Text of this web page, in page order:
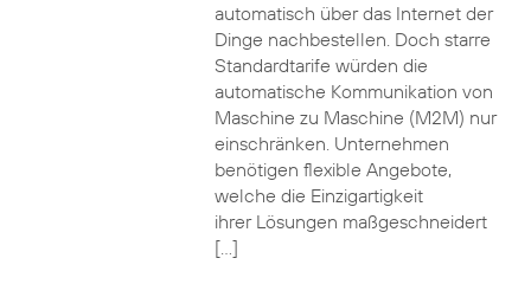
automatisch über das Internet der
Dinge nachbestellen. Doch starre
Standardtarife würden die
automatische Kommunikation von
Maschine zu Maschine (M2M) nur
einschränken. Unternehmen
benötigen flexible Angebote,
welche die Einzigartigkeit
ihrer Lösungen maßgeschneidert
[…]